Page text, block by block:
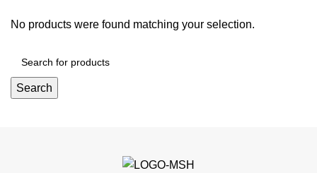
No products were found matching your selection.
Search